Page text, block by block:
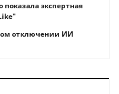
экспертная
отключении ИИ